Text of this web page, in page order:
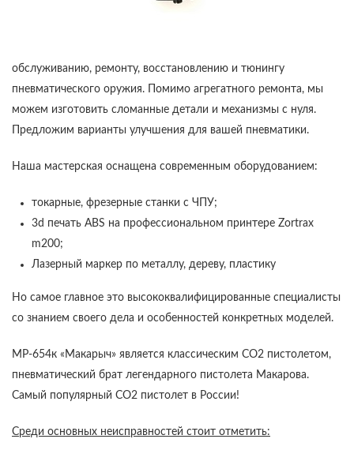
обслуживанию, ремонту, восстановлению и тюнингу
пневматического оружия. Помимо агрегатного ремонта, мы
можем изготовить сломанные детали и механизмы с нуля.
Предложим варианты улучшения для вашей пневматики.
Наша мастерская оснащена современным оборудованием:
токарные, фрезерные станки с ЧПУ;
3d печать ABS на профессиональном принтере Zortrax
m200;
Лазерный маркер по металлу, дереву, пластику
Но самое главное это высококвалифицированные специалисты
со знанием своего дела и особенностей конкретных моделей.
МР-654к «Макарыч» является классическим СО2 пистолетом,
пневматический брат легендарного пистолета Макарова.
Самый популярный СО2 пистолет в России!
Среди основных неисправностей стоит отметить: